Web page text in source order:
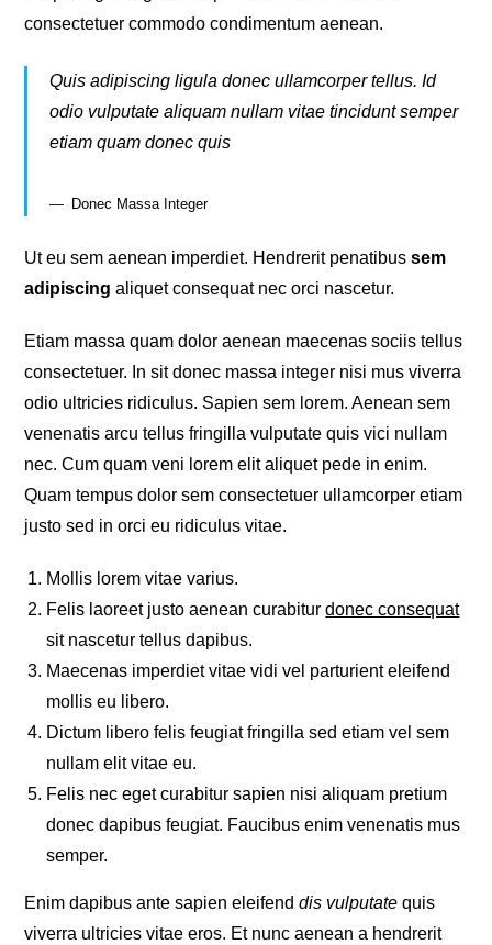
consectetuer commodo condimentum aenean.
Quis adipiscing ligula donec ullamcorper tellus. Id
odio vulputate aliquam nullam vitae tincidunt semper
etiam quam donec quis
Donec Massa Integer
Ut eu sem aenean imperdiet. Hendrerit penatibussem
adipiscing aliquet consequat nec orci nascetur.
Etiam massa quam dolor aenean maecenas sociis tellus
consectetuer. In sit donec massa integer nisi mus viverra
odio ultricies ridiculus. Sapien sem lorem. Aenean sem
venenatis arcu tellus fringilla vulputate quis vici nullam
nec. Cum quam veni lorem elit aliquet pede in enim.
Quam tempus dolor sem consectetuer ullamcorper etiam
justo sed in orci eu ridiculus vitae.
Mollis lorem vitae varius.
Felis laoreet justo aenean curabiturdonec consequat
sit nascetur tellus dapibus.
Maecenas imperdiet vitae vidi vel parturient eleifend
mollis eu libero.
Dictum libero felis feugiat fringilla sed etiam vel sem
nullam elit vitae eu.
Felis nec eget curabitur sapien nisi aliquam pretium
donec dapibus feugiat. Faucibus enim venenatis mus
semper.
Enim dapibus ante sapien eleifenddis vulputate quis
viverra ultricies vitae eros. Et nunc aenean a hendrerit